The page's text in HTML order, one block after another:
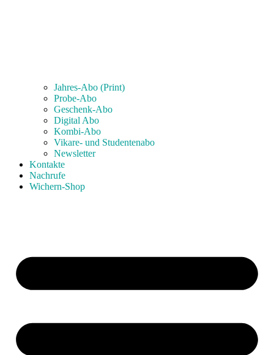
Jahres-Abo (Print)
Probe-Abo
Geschenk-Abo
Digital Abo
Kombi-Abo
Vikare- und Studentenabo
Newsletter
Kontakte
Nachrufe
Wichern-Shop